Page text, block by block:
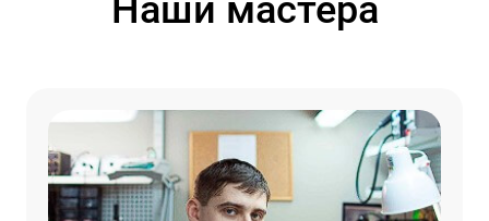
Наши мастера